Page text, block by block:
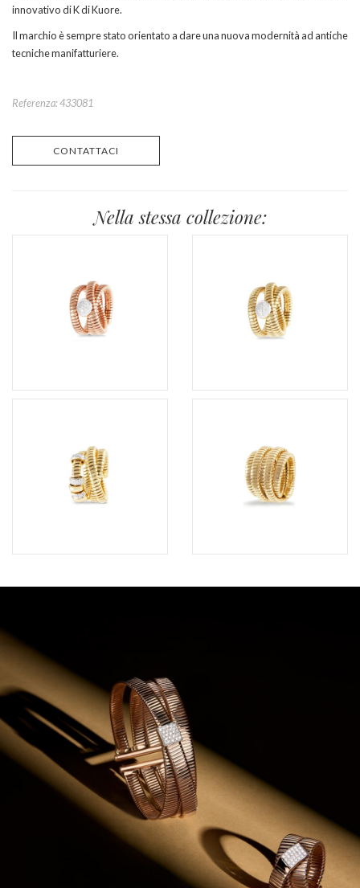
innovativo di K di Kuore.
Il marchio è sempre stato orientato a dare una nuova modernità ad antiche
tecniche manifatturiere.
Referenza: 433081
CONTATTACI
Nella stessa collezione: